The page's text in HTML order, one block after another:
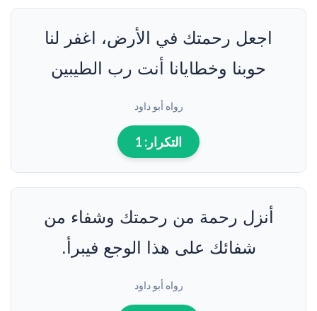
اجعل رحمتك في الأرض، اغفر لنا
حوبنا وخطايانا أنت رب الطيبين
رواه أبو داود
التكرار: 1
أنزل رحمة من رحمتك وشفاء من
شفائك على هذا الوجع فيبرأ.
رواه أبو داود